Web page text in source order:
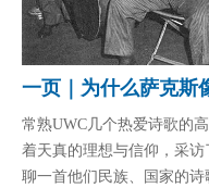
一页｜为什么萨克斯
常熟UWC几个热爱诗歌的
着天真的理想与信仰，采
聊一首他们民族、国家的